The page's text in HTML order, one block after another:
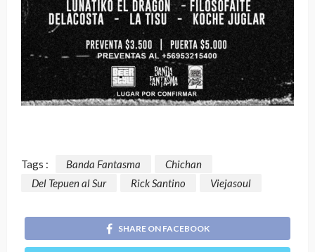
Tags : Banda Fantasma
Chichan
Del Tepuen al Sur
Rick Santino Viejasoul
SHARE ON FACEBOOK